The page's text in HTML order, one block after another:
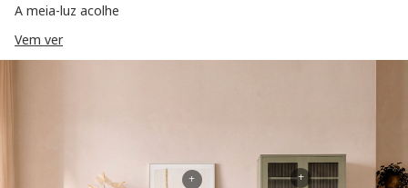
A meia-luz acolhe
Vem ver
+
+